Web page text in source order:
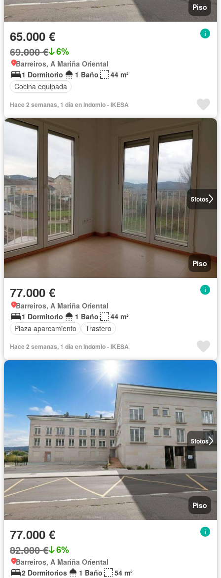
Piso
65.000 €
69.000 € 6%
Barreiros, A Mariña Oriental
1 Dormitorio
1 Baño
44 m²
Cocina equipada
Hace 2 semanas, 1 día en Indomio - IKESA
5fotos
Piso
77.000 €
Barreiros, A Mariña Oriental
1 Dormitorio
1 Baño
44 m²
Plaza aparcamiento
Trastero
Hace 2 semanas, 1 día en Indomio - IKESA
5fotos
Piso
77.000 €
82.000 € 6%
Barreiros, A Mariña Oriental
2 Dormitorios
1 Baño
54 m²